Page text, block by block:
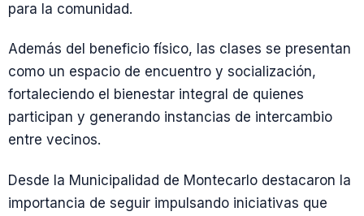
para la comunidad.
Además del beneficio físico, las clases se presentan
como un espacio de encuentro y socialización,
fortaleciendo el bienestar integral de quienes
participan y generando instancias de intercambio
entre vecinos.
Desde la Municipalidad de Montecarlo destacaron la
importancia de seguir impulsando iniciativas que